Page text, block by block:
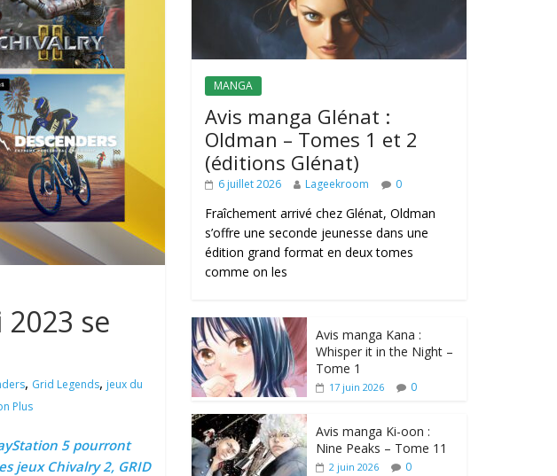
se
, Grid Legends, jeux du
Plus
5 pourront
jeux Chivalry 2, GRID
MANGA
Avis manga Glénat :
Oldman – Tomes 1 et 2
(éditions Glénat)
6 juillet 2026 Lageekroom 0
Fraîchement arrivé chez Glénat, Oldman
s’offre une seconde jeunesse dans une
édition grand format en deux tomes
comme on les
Avis manga Kana :
Whisper it in the Night –
Tome 1
17 juin 2026 0
Avis manga Ki-oon :
Nine Peaks – Tome 11
2 juin 2026 0